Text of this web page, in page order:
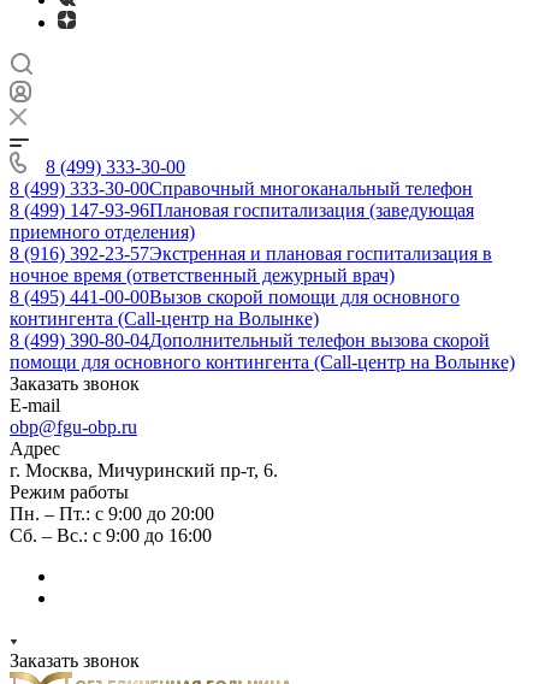
8 (499) 333-30-00
8 (499) 333-30-00Справочный многоканальный телефон
8 (499) 147-93-96Плановая госпитализация (заведующая
приемного отделения)
8 (916) 392-23-57Экстренная и плановая госпитализация в
ночное время (ответственный дежурный врач)
8 (495) 441-00-00Вызов скорой помощи для основного
контингента (Call-центр на Волынке)
8 (499) 390-80-04Дополнительный телефон вызова скорой
помощи для основного контингента (Call-центр на Волынке)
Заказать звонок
E-mail
obp@fgu-obp.ru
Адрес
г. Москва, Мичуринский пр-т, 6.
Режим работы
Пн. – Пт.: с 9:00 до 20:00
Сб. – Вс.: с 9:00 до 16:00
Заказать звонок